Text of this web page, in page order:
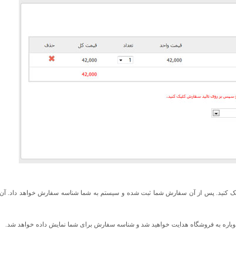
کنید. پس از آن سفارش شما ثبت شده و سیستم به شما شناسه سفارش خواهد داد.
به فروشگاه هدایت خواهید شد و شناسه سفارش برای شما نمایش داده خواهد شد.